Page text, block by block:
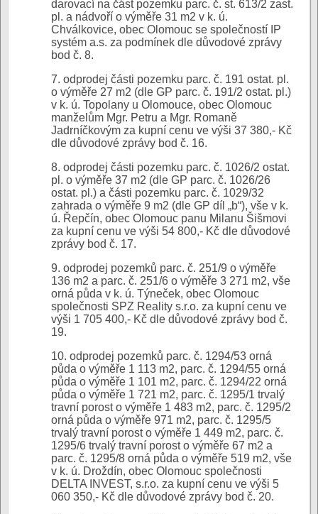
darovací na část pozemku parc. č. st. 613/2 zast.
pl. a nádvoří o výměře 31 m2 v k. ú.
Chválkovice, obec Olomouc se společností IP
systém a.s. za podmínek dle důvodové zprávy
bod č. 8.
7. odprodej části pozemku parc. č. 191 ostat. pl.
o výměře 27 m2 (dle GP parc. č. 191/2 ostat. pl.)
v k. ú. Topolany u Olomouce, obec Olomouc
manželům Mgr. Petru a Mgr. Romaně
Jadrníčkovým za kupní cenu ve výši 37 380,- Kč
dle důvodové zprávy bod č. 16.
8. odprodej části pozemku parc. č. 1026/2 ostat.
pl. o výměře 37 m2 (dle GP parc. č. 1026/26
ostat. pl.) a části pozemku parc. č. 1029/32
zahrada o výměře 9 m2 (dle GP díl „b“), vše v k.
ú. Řepčín, obec Olomouc panu Milanu Šišmovi
za kupní cenu ve výši 54 800,- Kč dle důvodové
zprávy bod č. 17.
9. odprodej pozemků parc. č. 251/9 o výměře
136 m2 a parc. č. 251/6 o výměře 3 271 m2, vše
orná půda v k. ú. Týneček, obec Olomouc
společnosti SPZ Reality s.r.o. za kupní cenu ve
výši 1 705 400,- Kč dle důvodové zprávy bod č.
19.
10. odprodej pozemků parc. č. 1294/53 orná
půda o výměře 1 113 m2, parc. č. 1294/55 orná
půda o výměře 1 101 m2, parc. č. 1294/22 orná
půda o výměře 1 721 m2, parc. č. 1295/1 trvalý
travní porost o výměře 1 483 m2, parc. č. 1295/2
orná půda o výměře 971 m2, parc. č. 1295/5
trvalý travní porost o výměře 1 449 m2, parc. č.
1295/6 trvalý travní porost o výměře 67 m2 a
parc. č. 1295/8 orná půda o výměře 519 m2, vše
v k. ú. Droždín, obec Olomouc společnosti
DELTA INVEST, s.r.o. za kupní cenu ve výši 5
060 350,- Kč dle důvodové zprávy bod č. 20.